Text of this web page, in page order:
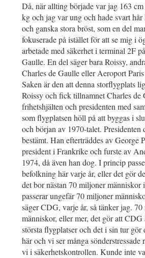
Då, när allting började var jag 163
kg och jag var ung och hade svart
och ganska stora bröst, som en del
fokuserade på istället för att se mig i
arbetade med säkerhet i terminal 2F
Gaulle. En del säger bara Roissy,
Charles de Gaulle eller Aeroport
Saken är den att denna storflygplats
Roissy och fick tillnamnet Charles de
frihetshjälten och presidenten med
som flygplatsen höll på att byggas i
och början av 1970-talet. Presidenten
bestämt. Han efterträddes av George
president i Frankrike och furste av
1974, då även han dog. I princip
befolkning här varje år, eller det gör
det bor nästan 70 miljoner människor
passerar ungefär 70 miljoner
säger CDG, varje år, så tänker jag.
människor, eller mer, det gör att CDG
största flygplatser och det i sin tur gör
här och vi ser många sönderstressade
vi i säkerhetskontrollen. Kunde inte